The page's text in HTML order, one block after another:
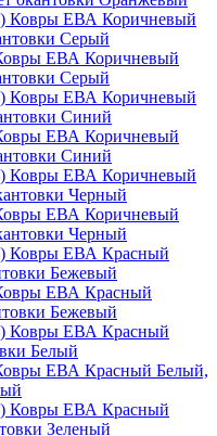
ЕВА Коричневый
Серый
ЕВА Коричневый
Синий
ЕВА Коричневый
Черный
ЕВА Красный
Бежевый
ЕВА Красный Белый,